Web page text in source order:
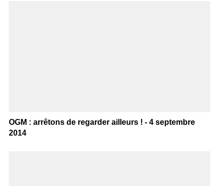
OGM : arrêtons de regarder ailleurs ! - 4 septembre
2014